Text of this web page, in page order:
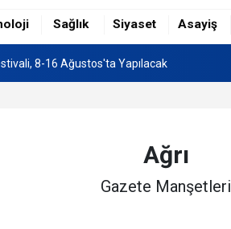
Sağlık Siyaset Asayiş
8-16 Ağustos'ta Yapılacak
İş Kazası: Bir İşçi Yüksekten Düştü
Ağrı
Gazete Manşetleri